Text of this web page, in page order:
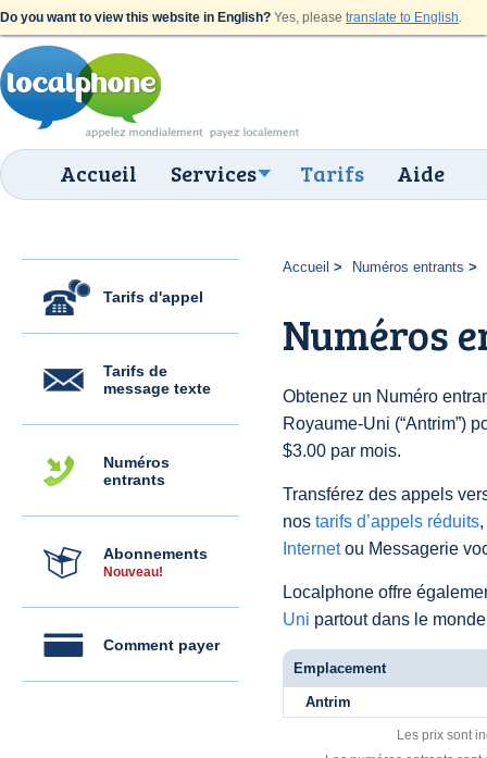
Do you want to view this website in English? Yes, please translate to English.
Accueil Services Tarifs Aide
Tarifs d'appel
Tarifs de
message texte
Numéros
entrants
Abonnements
Nouveau!
Comment payer
Accueil Numéros entrants
Numéros
Obtenez un Numéro
Royaume-Uni (“Antrim”)
$3.00 par mois.
Transférez des appels
nos tarifs d’appels réduits
Internetou Messagerie
Localphone offre
Uni partout dans le
Emplacement
Antrim
Les prix sont